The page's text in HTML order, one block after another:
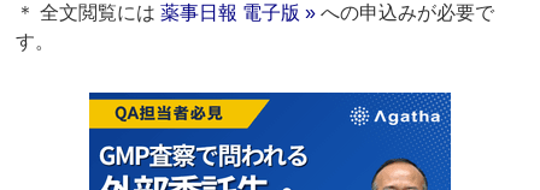
＊ 全文閲覧には薬事日報 電子版 » への申込みが必要で
す。